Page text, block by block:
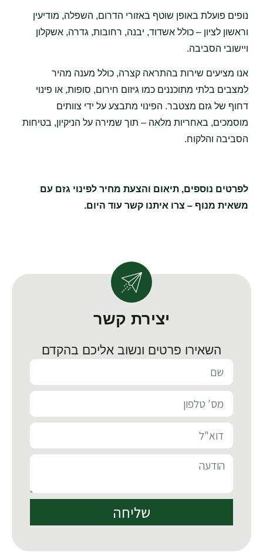
נופים פועלת באופן שוטף באזורי הדרום, השפלה, מודיעין
וראשון לציון – כולל אשדוד, יבנה, רחובות, גדרה, אשקלון
ויישובי הסביבה.
אנו מציעים שירות בהתראה קצרה, כולל מענה מהיר
למצבים בלתי מתוכננים כמו גיזום חירום, סופות, או פינוי
דחוף של גזם מצטבר. הפינוי מתבצע על ידי צוותים
מוסמכים, באחריות מלאה – תוך שמירה על הניקיון, בטיחות
הסביבה והלקוח.
לפרטים נוספים, תיאום והצעת מחיר לפינוי גזם עם
משאית מנוף – צרו איתנו קשר עוד היום.
יצירת קשר
השאירו פרטים ונשוב אליכם בהקדם
שליחה